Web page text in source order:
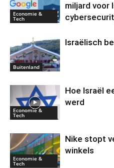
Economie &
Tech
miljard voor
Buitenland
Israëlisch
Economie &
Tech
Hoe Israël
werd
Economie &
Tech
Nike stopt
winkels